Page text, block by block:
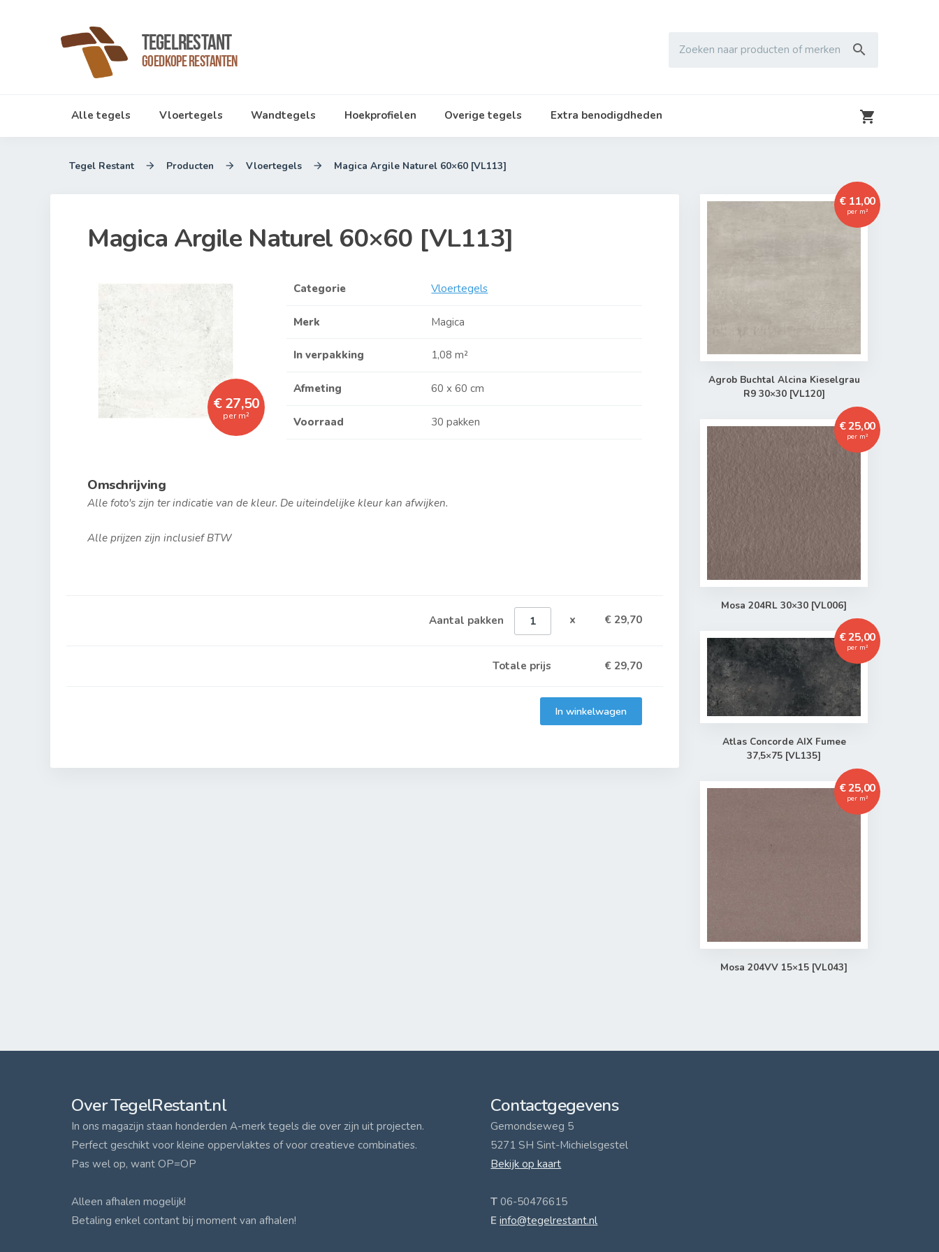
TegelRestant
Goedkope Restanten

Zoeken naar producten of merken
Alle tegels Vloertegels Wandtegels Hoekprofielen Overige tegels Extra benodigdheden 
Tegel Restant  Producten  Vloertegels  Magica Argile Naturel 60×60 [VL113]
Magica Argile Naturel 60×60 [VL113]
€ 27,50
per m²
Categorie Vloertegels
Merk Magica
In verpakking 1,08 m²
Afmeting 60 x 60 cm
Voorraad 30 pakken
Omschrijving
Alle foto's zijn ter indicatie van de kleur. De uiteindelijke kleur kan afwijken.
Alle prijzen zijn inclusief BTW
Aantal pakken x € 29,70
Totale prijs € 29,70
In winkelwagen
Agrob Buchtal Alcina Kieselgrau
R9 30×30 [VL120]
€ 11,00
per m²
Mosa 204RL 30×30 [VL006]
€ 25,00
per m²
Atlas Concorde AIX Fumee
37,5×75 [VL135]
€ 25,00
per m²
Mosa 204VV 15×15 [VL043]
€ 25,00
per m²
Over TegelRestant.nl
In ons magazijn staan honderden A-merk tegels die over zijn uit projecten.
Perfect geschikt voor kleine oppervlaktes of voor creatieve combinaties.
Pas wel op, want OP=OP
Alleen afhalen mogelijk!
Betaling enkel contant bij moment van afhalen!
Contactgegevens
Gemondseweg 5
5271 SH Sint-Michielsgestel
Bekijk op kaart
T 06-50476615
E info@tegelrestant.nl